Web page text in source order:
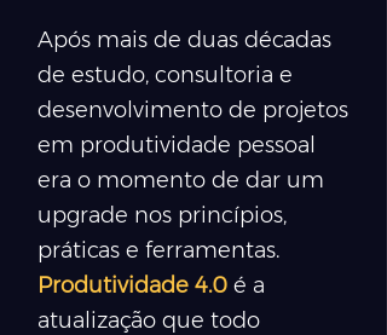
Após mais de duas décadas
de estudo, consultoria e
desenvolvimento de projetos
em produtividade pessoal
era o momento de dar um
upgrade nos princípios,
práticas e ferramentas.
Produtividade 4.0 é a
atualização que todo